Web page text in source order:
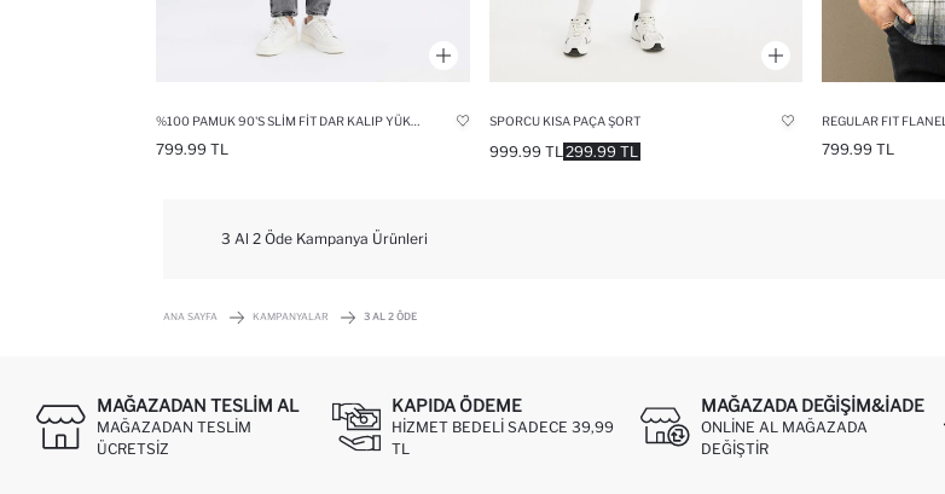
799.99 TL
SPORCU KISA PAÇA ŞORT
299.99 TL
999.99 TL
REGULAR FIT FLANEL
799.99 TL
3 Al 2 Öde Kampanya Ürünleri
ANA SAYFA KAMPANYALAR 3 AL 2 ÖDE
MAĞAZADAN TESLIM AL
MAĞAZADAN TESLIM
ÜCRETSIZ
KAPIDA ÖDEME
HIZMET BEDELI SADECE 39,99
TL
MAĞAZADA DEĞIŞIM&İADE
ONLINE AL MAĞAZADA
DEĞIŞTIR